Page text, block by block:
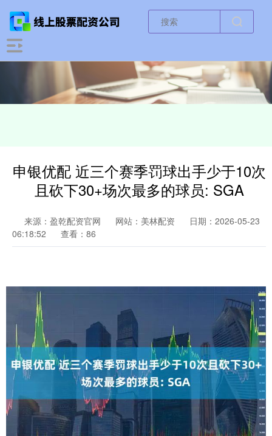
申银优配 近三个赛季罚球出手少于10次
且砍下30+场次最多的球员: SGA
来源：盈乾配资官网 网站：美林配资
日期：2026-05-23
06:18:52
查看：86